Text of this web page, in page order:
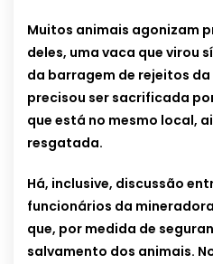
Muitos animais agonizam
deles, uma vaca que virou
da barragem de rejeitos
precisou ser sacrificada
que está no mesmo local,
resgatada.
Há, inclusive, discussão
funcionários da
que, por medida de
salvamento dos animais.